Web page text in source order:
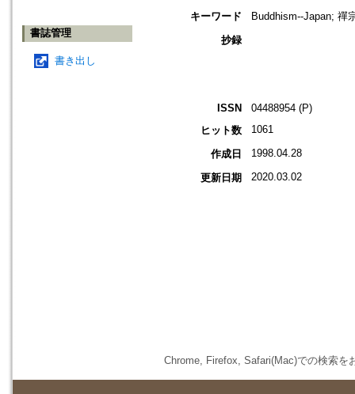
書誌管理
書き出し
キーワード
Buddhism--Japan; 禪
抄録
ISSN
04488954 (P)
ヒット数
1061
作成日 1998.04.28
更新日期 2020.03.02
Chrome, Firefox, Safari(Mac)での検索を